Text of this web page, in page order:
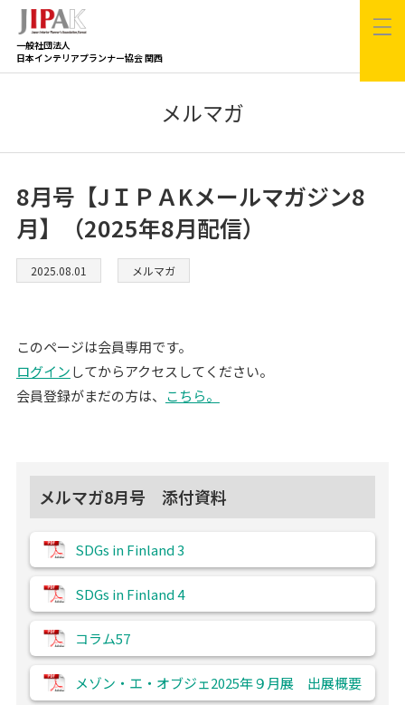
一般社団法人
日本インテリアプランナー協会 関西
メルマガ
8月号【JＩＰＡKメールマガジン8
月】（2025年8月配信）
2025.08.01 メルマガ
このページは会員専用です。
ログインしてからアクセスしてください。
会員登録がまだの方は、 こちら。
メルマガ8月号 添付資料
SDGs in Finland 3
SDGs in Finland 4
コラム57
メゾン・エ・オブジェ2025年９月展 出展概要